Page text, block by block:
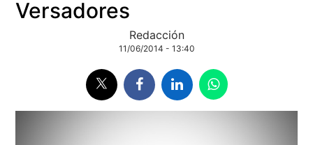
Versadores
Redacción
11/06/2014 - 13:40